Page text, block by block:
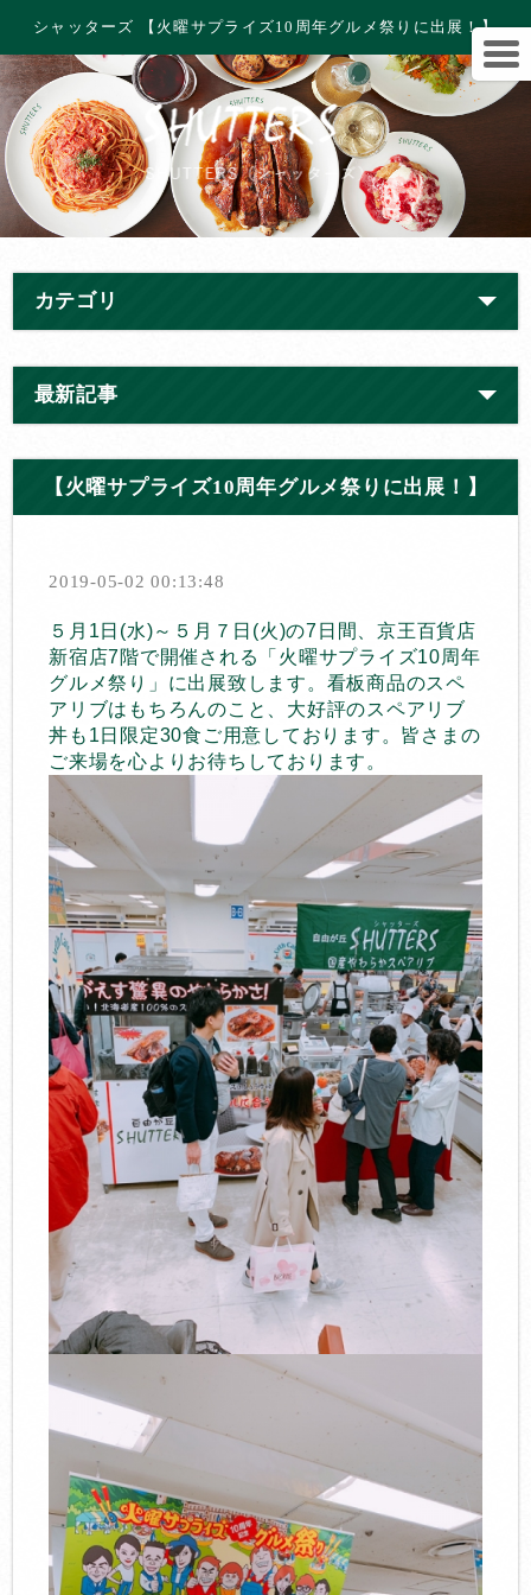
シャッターズ 【火曜サプライズ10周年グルメ祭りに出展！】
カテゴリ
最新記事
【火曜サプライズ10周年グルメ祭りに出展！】
2019-05-02 00:13:48
５月1日(水)～５月７日(火)の7日間、京王百貨店
新宿店7階で開催される「火曜サプライズ10周年
グルメ祭り」に出展致します。看板商品のスペ
アリブはもちろんのこと、大好評のスペアリブ
丼も1日限定30食ご用意しております。皆さまの
ご来場を心よりお待ちしております。